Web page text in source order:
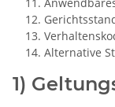
Alternative
1)